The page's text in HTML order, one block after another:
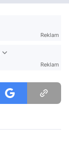
Reklam
Reklam